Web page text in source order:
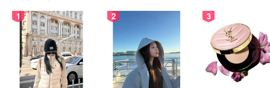
1 2 3